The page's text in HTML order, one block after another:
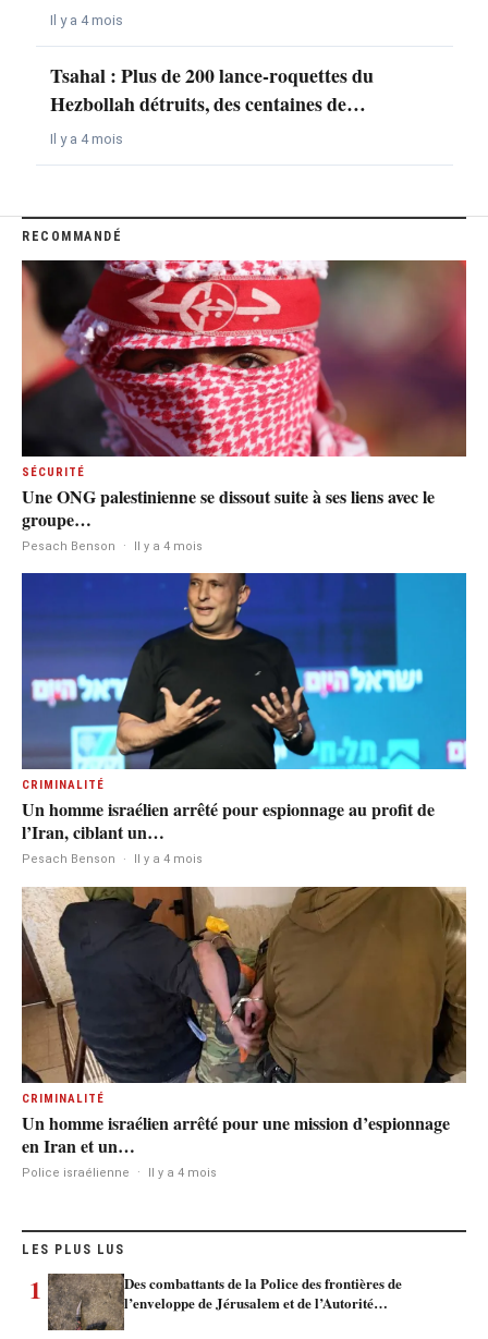
Il y a 4 mois
Tsahal : Plus de 200 lance-roquettes du
Hezbollah détruits, des centaines de…
Il y a 4 mois
RECOMMANDÉ
SÉCURITÉ
Une ONG palestinienne se dissout suite à ses liens avec le
groupe…
Pesach Benson · Il y a 4 mois
CRIMINALITÉ
Un homme israélien arrêté pour espionnage au profit de
l’Iran, ciblant un…
Pesach Benson · Il y a 4 mois
CRIMINALITÉ
Un homme israélien arrêté pour une mission d’espionnage
en Iran et un…
Police israélienne · Il y a 4 mois
LES PLUS LUS
1
Des combattants de la Police des frontières de
l’enveloppe de Jérusalem et de l’Autorité…